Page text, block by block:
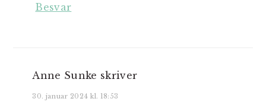
Besvar
Anne Sunke skriver
30. januar 2024 kl. 18:53